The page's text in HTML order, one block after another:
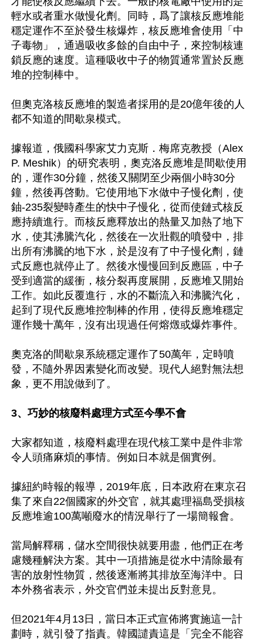
輕水或者重水做慢化劑。同時，爲了讓核反應堆能
穩定運作不至於發生核爆炸，核反應堆會使用「中
子毒物」，通過吸收多餘的自由中子，來控制核連
鎖反應的速度。這種吸收中子的物質通常置於反應
堆的控制棒中。
但奧克洛核反應堆的製造者採用的是20億年後的人
都不知道的間歇泉模式。
據報道，俄國科學家艾力克斯．梅席克教授（Alex
P. Meshik）的研究表明，奧克洛反應堆是間歇使用
的，運作30分鐘，然後又關閉至少兩個小時30分
鐘，然後再啓動。它使用地下水做中子慢化劑，使
鈾-235裂變時產生的快中子慢化，從而使鏈式核反
應持續進行。而核反應釋放出的熱量又加熱了地下
水，使其沸騰汽化，然後在一次壯觀的噴發中，排
出所有沸騰的地下水，於是沒有了中子慢化劑，鏈
式反應也就停止了。然後水慢慢回到反應區，中子
受到適當的緩衝，核分裂再度展開，反應堆又開始
工作。如此反覆進行，水的不斷流入和沸騰汽化，
起到了現代反應堆控制棒的作用，使得反應堆穩定
運作幾十萬年，沒有出現過任何熔燬或爆炸事件。
奧克洛的間歇泉系統穩定運作了50萬年，定時噴
發，不隨外界因素變化而改變。現代人絕對無法想
象，更不用說做到了。
3、巧妙的核廢料處理方式至今學不會
大家都知道，核廢料處理在現代核工業中是件非常
令人頭痛麻煩的事情。例如日本就是個實例。
據紐約時報的報導，2019年底，日本政府在東京召
集了來自22個國家的外交官，就其處理福島受損核
反應堆逾100萬噸廢水的情況舉行了一場簡報會。
當局解釋稱，儲水空間很快就要用盡，他們正在考
慮幾種解決方案。其中一項措施是從水中清除最有
害的放射性物質，然後逐漸將其排放至海洋中。日
本外務省表示，外交官們並未提出反對意見。
但2021年4月13日，當日本正式宣佈將實施這一計
劃時，就引發了指責。韓國譴責這是「完全不能容